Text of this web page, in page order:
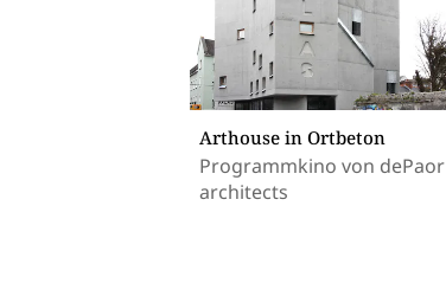
Arthouse in Ortbeton
Programmkino von dePaor
architects